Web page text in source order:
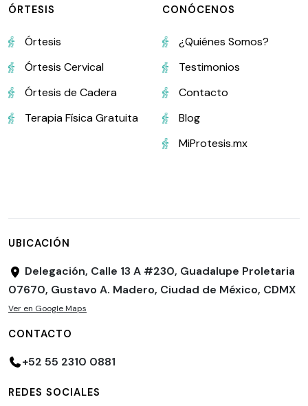
ÓRTESIS
Órtesis
Órtesis Cervical
Órtesis de Cadera
Terapia Física Gratuita
CONÓCENOS
¿Quiénes Somos?
Testimonios
Contacto
Blog
MiProtesis.mx
UBICACIÓN
Delegación, Calle 13 A #230, Guadalupe Proletaria
07670, Gustavo A. Madero, Ciudad de México, CDMX
Ver en Google Maps
CONTACTO
+52 55 2310 0881
REDES SOCIALES